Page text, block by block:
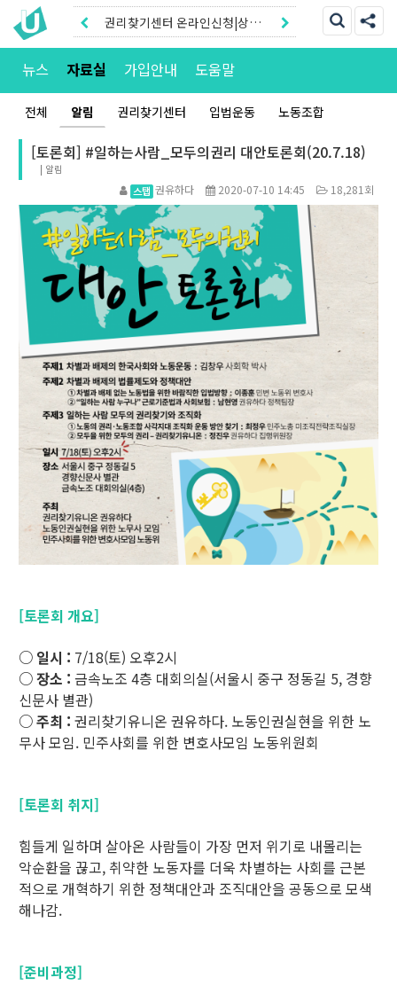
권리찾기센터 온라인신청|상담
톡
권리찾기유니온 조합원|후원안
뉴스 자료실 가입안내 도움말
전체 알림 권리찾기센터 입법운동 노동조합
[토론회] #일하는사람_모두의권리 대안토론회(20.7.18)
| 알림
권유하다 2020-07-10 14:45 18,281회
[토론회 개요]
○ 일시 : 7/18(토) 오후2시
○ 장소 : 금속노조 4층 대회의실(서울시 중구 정동길 5, 경향
신문사 별관)
○ 주최 : 권리찾기유니온 권유하다. 노동인권실현을 위한 노
무사 모임. 민주사회를 위한 변호사모임 노동위원회
[토론회 취지]
힘들게 일하며 살아온 사람들이 가장 먼저 위기로 내몰리는
악순환을 끊고, 취약한 노동자를 더욱 차별하는 사회를 근본
적으로 개혁하기 위한 정책대안과 조직대안을 공동으로 모색
해나감.
[준비과정]